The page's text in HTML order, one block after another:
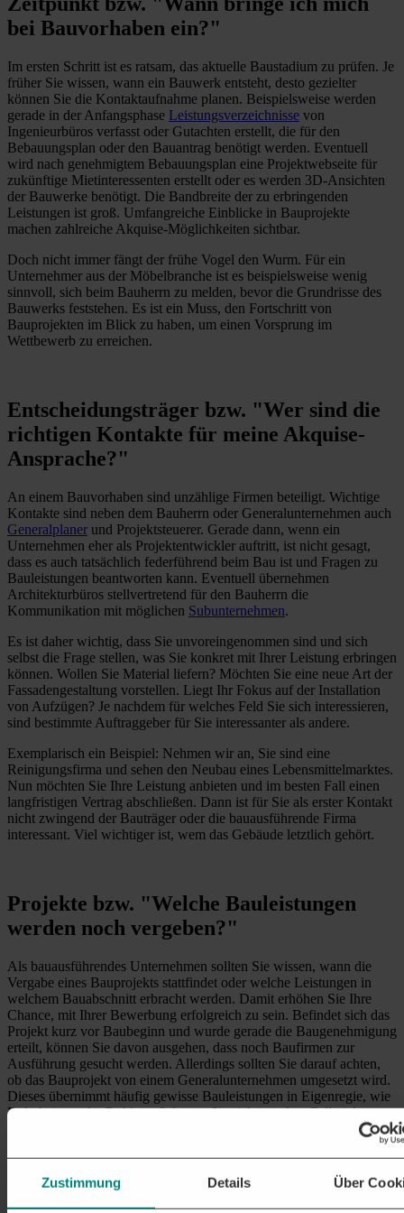
Zustimmung Details Über
bei Bauvorhaben ein?"
Im ersten Schritt ist es ratsam, das aktuelle Baustadium zu prüfen. Je
früher Sie wissen, wann ein Bauwerk entsteht, desto gezielter
können Sie die Kontaktaufnahme planen. Beispielsweise werden
gerade in der Anfangsphase Leistungsverzeichnisse von
Ingenieurbüros verfasst oder Gutachten erstellt, die für den
Bebauungsplan oder den Bauantrag benötigt werden. Eventuell
wird nach genehmigtem Bebauungsplan eine Projektwebseite für
zukünftige Mietinteressenten erstellt oder es werden 3D-Ansichten
der Bauwerke benötigt. Die Bandbreite der zu erbringenden
Leistungen ist groß. Umfangreiche Einblicke in Bauprojekte
machen zahlreiche Akquise-Möglichkeiten sichtbar.
Doch nicht immer fängt der frühe Vogel den Wurm. Für ein
Unternehmer aus der Möbelbranche ist es beispielsweise wenig
sinnvoll, sich beim Bauherrn zu melden, bevor die Grundrisse des
Bauwerks feststehen. Es ist ein Muss, den Fortschritt von
Bauprojekten im Blick zu haben, um einen Vorsprung im
Wettbewerb zu erreichen.
Entscheidungsträger bzw. "Wer sind die
richtigen Kontakte für meine Akquise-
Ansprache?"
An einem Bauvorhaben sind unzählige Firmen beteiligt. Wichtige
Kontakte sind neben dem Bauherrn oder Generalunternehmen auch
Generalplaner und Projektsteuerer. Gerade dann, wenn ein
Unternehmen eher als Projektentwickler auftritt, ist nicht gesagt,
dass es auch tatsächlich federführend beim Bau ist und Fragen zu
Bauleistungen beantworten kann. Eventuell übernehmen
Architekturbüros stellvertretend für den Bauherrn die
Kommunikation mit möglichen Subunternehmen.
Es ist daher wichtig, dass Sie unvoreingenommen sind und sich
selbst die Frage stellen, was Sie konkret mit Ihrer Leistung erbringen
können. Wollen Sie Material liefern? Möchten Sie eine neue Art der
Fassadengestaltung vorstellen. Liegt Ihr Fokus auf der Installation
von Aufzügen? Je nachdem für welches Feld Sie sich interessieren,
sind bestimmte Auftraggeber für Sie interessanter als andere.
Exemplarisch ein Beispiel: Nehmen wir an, Sie sind eine
Reinigungsfirma und sehen den Neubau eines Lebensmittelmarktes.
Nun möchten Sie Ihre Leistung anbieten und im besten Fall einen
langfristigen Vertrag abschließen. Dann ist für Sie als erster Kontakt
nicht zwingend der Bauträger oder die bauausführende Firma
interessant. Viel wichtiger ist, wem das Gebäude letztlich gehört.
Projekte bzw. "Welche Bauleistungen
werden noch vergeben?"
Als bauausführendes Unternehmen sollten Sie wissen, wann die
Vergabe eines Bauprojekts stattfindet oder welche Leistungen in
welchem Bauabschnitt erbracht werden. Damit erhöhen Sie Ihre
Chance, mit Ihrer Bewerbung erfolgreich zu sein. Befindet sich das
Projekt kurz vor Baubeginn und wurde gerade die Baugenehmigung
erteilt, können Sie davon ausgehen, dass noch Baufirmen zur
Ausführung gesucht werden. Allerdings sollten Sie darauf achten,
ob das Bauprojekt von einem Generalunternehmen umgesetzt wird.
Dieses übernimmt häufig gewisse Bauleistungen in Eigenregie, wie
Erdarbeiten oder Rohbau. Scheuen Sie sich in jedem Fall nicht
weiteren Bauleistungen mit Ihrer Arbeit direkt berücksichtigt zu
werden.